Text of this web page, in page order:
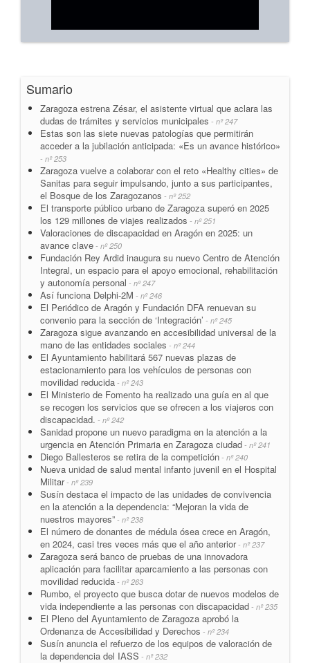
Sumario
Zaragoza estrena Zésar, el asistente virtual que aclara las
dudas de trámites y servicios municipales - nº 247
Estas son las siete nuevas patologías que permitirán
acceder a la jubilación anticipada: «Es un avance histórico»
- nº 253
Zaragoza vuelve a colaborar con el reto «Healthy cities» de
Sanitas para seguir impulsando, junto a sus participantes,
el Bosque de los Zaragozanos - nº 252
El transporte público urbano de Zaragoza superó en 2025
los 129 millones de viajes realizados - nº 251
Valoraciones de discapacidad en Aragón en 2025: un
avance clave - nº 250
Fundación Rey Ardid inaugura su nuevo Centro de Atención
Integral, un espacio para el apoyo emocional, rehabilitación
y autonomía personal - nº 247
Así funciona Delphi-2M - nº 246
El Periódico de Aragón y Fundación DFA renuevan su
convenio para la sección de ‘Integración’ - nº 245
Zaragoza sigue avanzando en accesibilidad universal de la
mano de las entidades sociales - nº 244
El Ayuntamiento habilitará 567 nuevas plazas de
estacionamiento para los vehículos de personas con
movilidad reducida - nº 243
El Ministerio de Fomento ha realizado una guía en al que
se recogen los servicios que se ofrecen a los viajeros con
discapacidad. - nº 242
Sanidad propone un nuevo paradigma en la atención a la
urgencia en Atención Primaria en Zaragoza ciudad - nº 241
Diego Ballesteros se retira de la competición - nº 240
Nueva unidad de salud mental infanto juvenil en el Hospital
Militar- nº 239
Susín destaca el impacto de las unidades de convivencia
en la atención a la dependencia: “Mejoran la vida de
nuestros mayores” - nº 238
El número de donantes de médula ósea crece en Aragón,
en 2024, casi tres veces más que el año anterior- nº 237
Zaragoza será banco de pruebas de una innovadora
aplicación para facilitar aparcamiento a las personas con
movilidad reducida - nº 263
Rumbo, el proyecto que busca dotar de nuevos modelos de
vida independiente a las personas con discapacidad - nº 235
El Pleno del Ayuntamiento de Zaragoza aprobó la
Ordenanza de Accesibilidad y Derechos - nº 234
Susín anuncia el refuerzo de los equipos de valoración de
la dependencia del IASS - nº 232